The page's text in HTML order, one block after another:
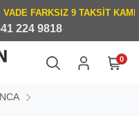
224 9818
0